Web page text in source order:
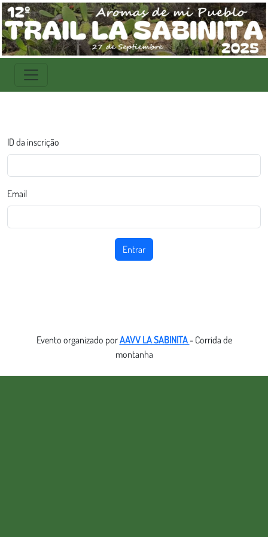
ID da inscrição
Email
Entrar
Evento organizado porAAVV LA SABINITA- Corrida de
montanha